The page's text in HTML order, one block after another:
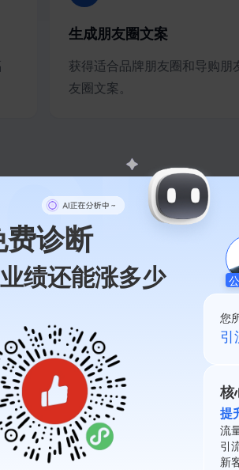
费诊断
绩还能涨多少
您
私
核
提
复
会
裂
生成朋友圈文案
获得适合品牌朋友圈和导购朋
友圈文案。
绕会员
痛点激发：围绕成
结合家长常搜的『纸尿
成专业、温和、可信的
信任促销：明确商品
针对『母婴会员日福利
及赠品（如湿巾、小玩